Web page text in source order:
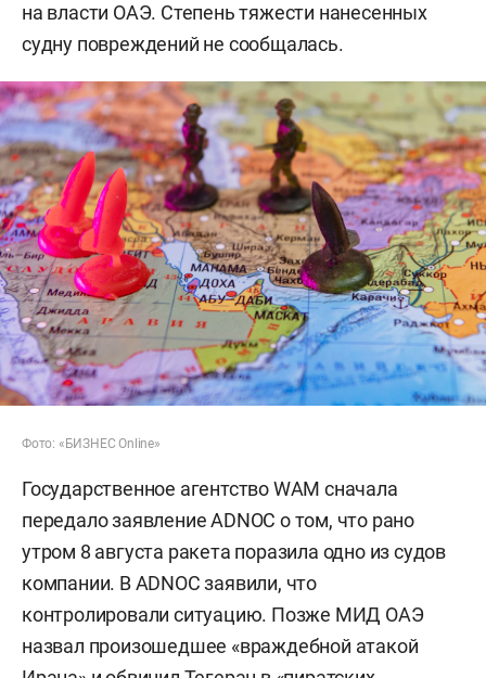
на власти ОАЭ. Степень тяжести нанесенных
судну повреждений не сообщалась.
Фото: «БИЗНЕС Online»
Государственное агентство WAM сначала
передало заявление ADNOC о том, что рано
утром 8 августа ракета поразила одно из судов
компании. В ADNOC заявили, что
контролировали ситуацию. Позже МИД ОАЭ
назвал произошедшее «враждебной атакой